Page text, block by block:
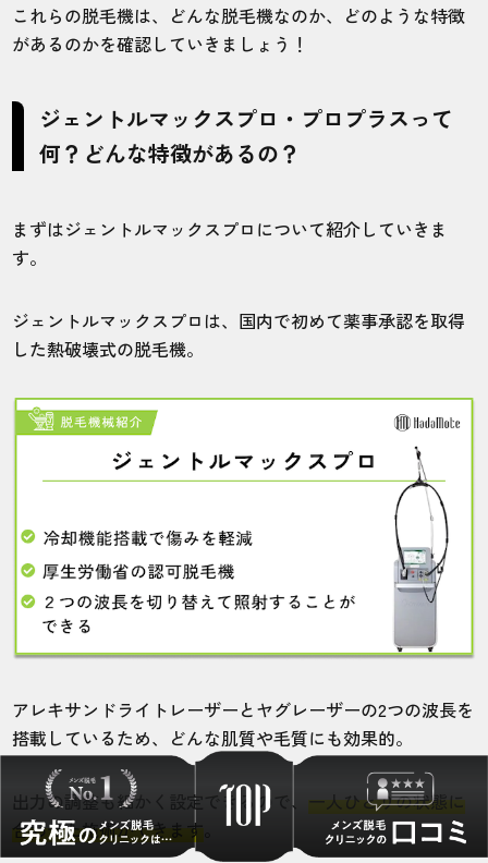
これらの脱毛機は、どんな脱毛機なのか、どのような特徴
があるのかを確認していきましょう！
ジェントルマックスプロ・プロプラスって
何？どんな特徴があるの？
まずはジェントルマックスプロについて紹介していきま
す。
ジェントルマックスプロは、国内で初めて薬事承認を取得
した熱破壊式の脱毛機。
アレキサンドライトレーザーとヤグレーザーの2つの波長を
搭載しているため、どんな肌質や毛質にも効果的。
出力の調整も細かく設定できるので、一人ひとりの状態に
合わせた施術ができます